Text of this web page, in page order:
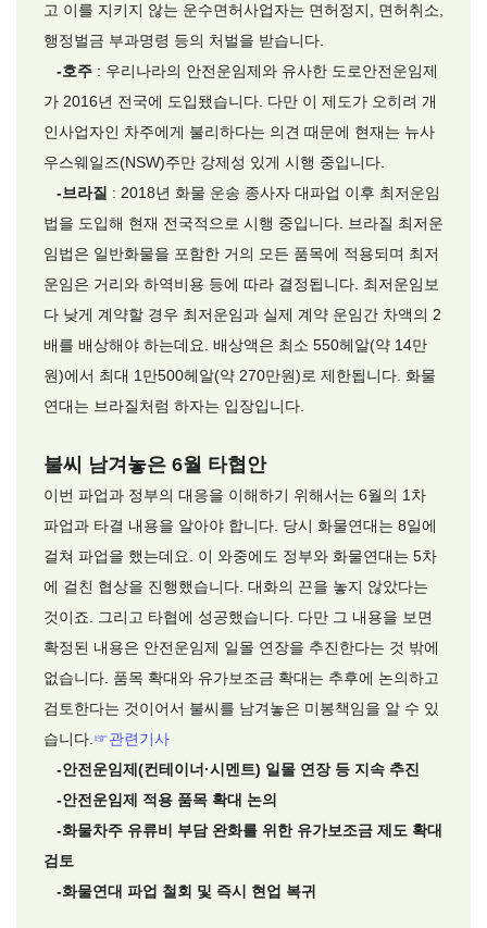
고 이를 지키지 않는 운수면허사업자는 면허정지, 면허취소,
행정벌금 부과명령 등의 처벌을 받습니다.
-호주 : 우리나라의 안전운임제와 유사한 도로안전운임제
가 2016년 전국에 도입됐습니다. 다만 이 제도가 오히려 개
인사업자인 차주에게 불리하다는 의견 때문에 현재는 뉴사
우스웨일즈(NSW)주만 강제성 있게 시행 중입니다.
-브라질 : 2018년 화물 운송 종사자 대파업 이후 최저운임
법을 도입해 현재 전국적으로 시행 중입니다. 브라질 최저운
임법은 일반화물을 포함한 거의 모든 품목에 적용되며 최저
운임은 거리와 하역비용 등에 따라 결정됩니다. 최저운임보
다 낮게 계약할 경우 최저운임과 실제 계약 운임간 차액의 2
배를 배상해야 하는데요. 배상액은 최소 550헤알(약 14만
원)에서 최대 1만500헤알(약 270만원)로 제한됩니다. 화물
연대는 브라질처럼 하자는 입장입니다.
불씨 남겨놓은 6월 타협안
이번 파업과 정부의 대응을 이해하기 위해서는 6월의 1차
파업과 타결 내용을 알아야 합니다. 당시 화물연대는 8일에
걸쳐 파업을 했는데요. 이 와중에도 정부와 화물연대는 5차
에 걸친 협상을 진행했습니다. 대화의 끈을 놓지 않았다는
것이죠. 그리고 타협에 성공했습니다. 다만 그 내용을 보면
확정된 내용은 안전운임제 일몰 연장을 추진한다는 것 밖에
없습니다. 품목 확대와 유가보조금 확대는 추후에 논의하고
검토한다는 것이어서 불씨를 남겨놓은 미봉책임을 알 수 있
습니다. ☞관련기사
-안전운임제(컨테이너·시멘트) 일몰 연장 등 지속 추진
-안전운임제 적용 품목 확대 논의
-화물차주 유류비 부담 완화를 위한 유가보조금 제도 확대
검토
-화물연대 파업 철회 및 즉시 현업 복귀